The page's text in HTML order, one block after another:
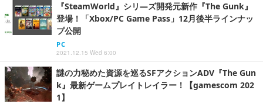
『SteamWorld』シリ―ズ開発元新作『The Gunk』
登場！「Xbox/PC Game Pass」12月後半ラインナッ
プ公開
PC
2021.12.15 Wed 6:00
謎の力秘めた資源を巡るSFアクションADV『The Gun
k』最新ゲームプレイトレイラー！【gamescom 202
1】